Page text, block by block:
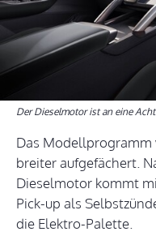
Der Dieselmotor ist an eine
Das Modellprogramm
breiter aufgefächert.
Dieselmotor kommt
Pick-up als
die Elektro-Palette.